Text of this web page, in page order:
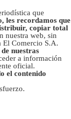
que
les recordamos que
copiar total
nuestra web, sin
El Comercio S.A.
nuestras
a información
oficial.
el contenido